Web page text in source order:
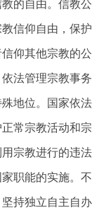
的自由。信教
教信仰自由，保
仰其他宗教的
依法管理宗教事
地位。国家依
常宗教活动和
宗教进行的违
职能的实施。
坚持独立自主自